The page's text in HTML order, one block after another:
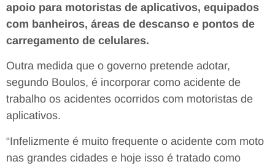
apoio para motoristas de aplicativos, equipados
com banheiros, áreas de descanso e pontos de
carregamento de celulares.
Outra medida que o governo pretende adotar,
segundo Boulos, é incorporar como acidente de
trabalho os acidentes ocorridos com motoristas de
aplicativos.
“Infelizmente é muito frequente o acidente com moto
nas grandes cidades e hoje isso é tratado como